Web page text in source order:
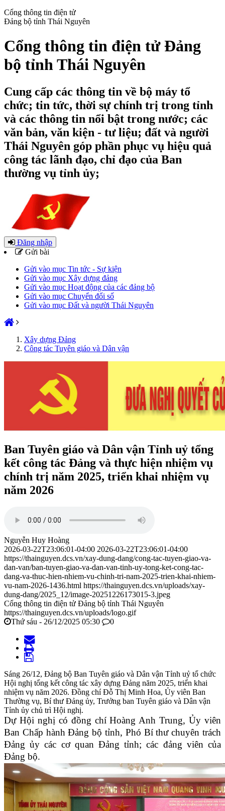
Cổng thông tin điện tử
Đảng bộ tỉnh Thái Nguyên
Cổng thông tin điện tử Đảng
bộ tỉnh Thái Nguyên
Cung cấp các thông tin về bộ máy tổ
chức; tin tức, thời sự chính trị trong tỉnh
và các thông tin nổi bật trong nước; các
văn bản, văn kiện - tư liệu; đất và người
Thái Nguyên góp phần phục vụ hiệu quả
công tác lãnh đạo, chỉ đạo của Ban
thường vụ tỉnh ủy;
Đăng nhập
Gửi bài
Gửi vào mục Tin tức - Sự kiện
Gửi vào mục Xây dựng đảng
Gửi vào mục Hoạt động của các đảng bộ
Gửi vào mục Chuyển đổi số
Gửi vào mục Đất và người Thái Nguyên
Xây dựng Đảng
Công tác Tuyên giáo và Dân vận
Ban Tuyên giáo và Dân vận Tỉnh uỷ tổng
kết công tác Đảng và thực hiện nhiệm vụ
chính trị năm 2025, triển khai nhiệm vụ
năm 2026
Nguyễn Huy Hoàng
2026-03-22T23:06:01-04:00 2026-03-22T23:06:01-04:00
https://thainguyen.dcs.vn/xay-dung-dang/cong-tac-tuyen-giao-va-
dan-van/ban-tuyen-giao-va-dan-van-tinh-uy-tong-ket-cong-tac-
dang-va-thuc-hien-nhiem-vu-chinh-tri-nam-2025-trien-khai-nhiem-
vu-nam-2026-1436.html https://thainguyen.dcs.vn/uploads/xay-
dung-dang/2025_12/image-20251226173015-3.jpeg
Cổng thông tin điện tử Đảng bộ tỉnh Thái Nguyên
https://thainguyen.dcs.vn/uploads/logo.gif
Thứ sáu - 26/12/2025 05:30
0
Sáng 26/12, Đảng bộ Ban Tuyên giáo và Dân vận Tỉnh uỷ tổ chức
Hội nghị tổng kết công tác xây dựng Đảng năm 2025, triển khai
nhiệm vụ năm 2026. Đồng chí Đỗ Thị Minh Hoa, Ủy viên Ban
Thường vụ, Bí thư Đảng ủy, Trưởng ban Tuyên giáo và Dân vận
Tỉnh ủy chủ trì Hội nghị.
Dự Hội nghị có đồng chí Hoàng Anh Trung, Ủy viên
Ban Chấp hành Đảng bộ tỉnh, Phó Bí thư chuyên trách
Đảng ủy các cơ quan Đảng tỉnh; các đảng viên của
Đảng bộ.